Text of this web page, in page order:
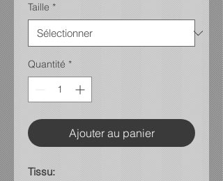
Taille *
Quantité *
Ajouter au panier
Tissu: